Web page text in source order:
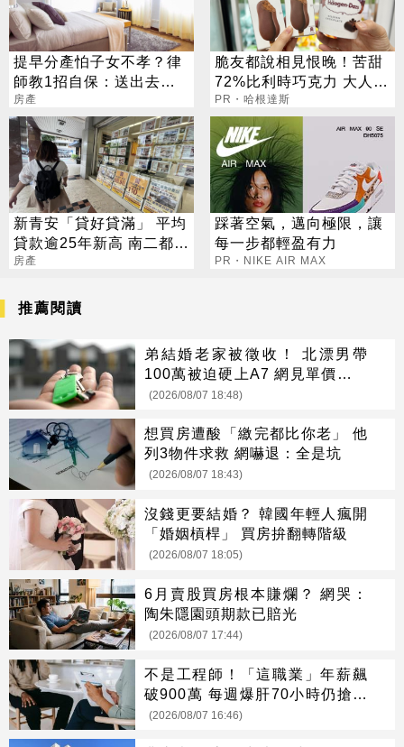
提早分產怕子女不孝？律
師教1招自保：送出去也
能要回來
房產
脆友都說相見恨晚！苦甜
72%比利時巧克力 大人味
爆紅！
PR・哈根達斯
新青安「貸好貸滿」 平均
貸款逾25年新高 南二都揹
最久
房產
踩著空氣，邁向極限，讓
每一步都輕盈有力
PR・NIKE AIR MAX
推薦閱讀
弟結婚老家被徵收！ 北漂男帶
100萬被迫硬上A7 網見單價驚呆
了
(2026/08/07 18:48)
想買房遭酸「繳完都比你老」 他
列3物件求救 網嚇退：全是坑
(2026/08/07 18:43)
沒錢更要結婚？ 韓國年輕人瘋開
「婚姻槓桿」 買房拚翻轉階級
(2026/08/07 18:05)
6月賣股買房根本賺爛？ 網哭：
陶朱隱園頭期款已賠光
(2026/08/07 17:44)
不是工程師！「這職業」年薪飆
破900萬 每週爆肝70小時仍搶破
頭
(2026/08/07 16:46)